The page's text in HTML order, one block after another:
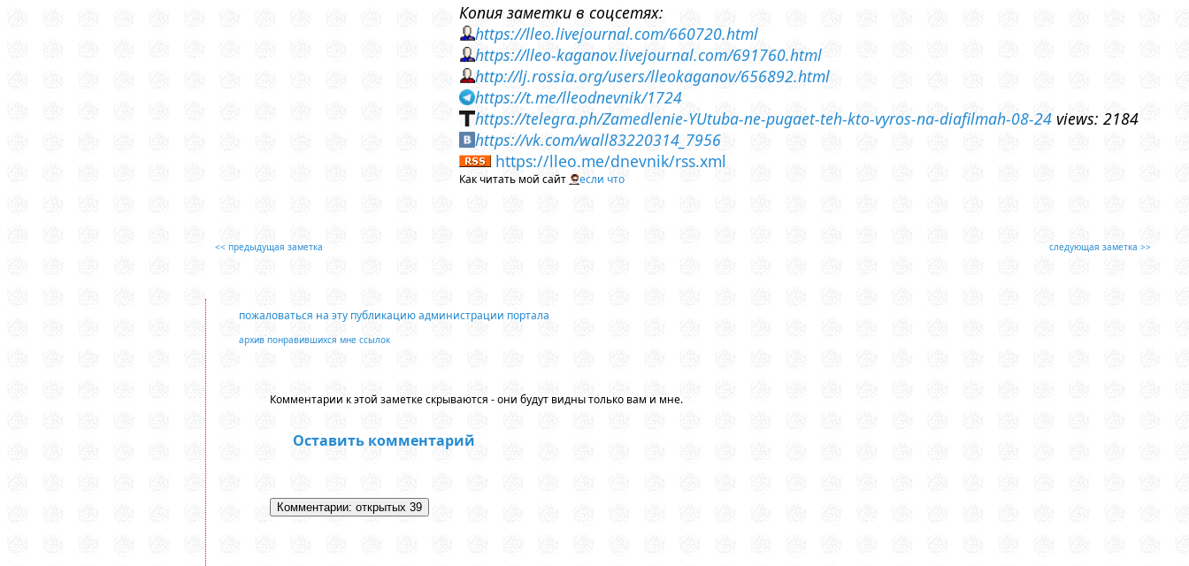
Копия заметки в соцсетях:
https://lleo.livejournal.com/660720.html
https://lleo-kaganov.livejournal.com/691760.html
http://lj.rossia.org/users/lleokaganov/656892.html
https://t.me/lleodnevnik/1724
https://telegra.ph/Zamedlenie-YUtuba-ne-pugaet-teh-kto-vyros-na-diafilmah-08-24 views: 2184
https://vk.com/wall83220314_7956
https://lleo.me/dnevnik/rss.xml
Как читать мой сайт если что
<< предыдущая заметка следующая заметка >>
пожаловаться на эту публикацию администрации портала
архив понравившихся мне ссылок
Комментарии к этой заметке скрываются - они будут видны только вам и мне.
Оставить комментарий